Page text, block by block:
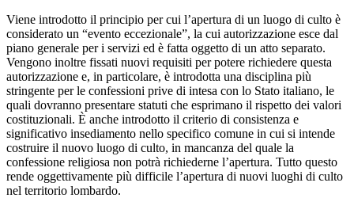
Viene introdotto il principio per cui l’apertura di un luogo di culto è
considerato un “evento eccezionale”, la cui autorizzazione esce dal
piano generale per i servizi ed è fatta oggetto di un atto separato.
Vengono inoltre fissati nuovi requisiti per potere richiedere questa
autorizzazione e, in particolare, è introdotta una disciplina più
stringente per le confessioni prive di intesa con lo Stato italiano, le
quali dovranno presentare statuti che esprimano il rispetto dei valori
costituzionali. È anche introdotto il criterio di consistenza e
significativo insediamento nello specifico comune in cui si intende
costruire il nuovo luogo di culto, in mancanza del quale la
confessione religiosa non potrà richiederne l’apertura. Tutto questo
rende oggettivamente più difficile l’apertura di nuovi luoghi di culto
nel territorio lombardo.